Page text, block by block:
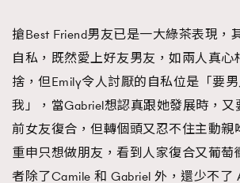
TRENDING
搶Best Friend男友已是一大綠茶表現，
自私，既然愛上好友男友，如兩人真心
捨，但Emily令人討厭的自私位是「要
我」，當Gabriel想認真跟她發展時，又
前女友復合，但轉個頭又忍不住主動親
重申只想做朋友，看到人家復合又葡萄
者除了Camile 和 Gabriel 外，還少不了